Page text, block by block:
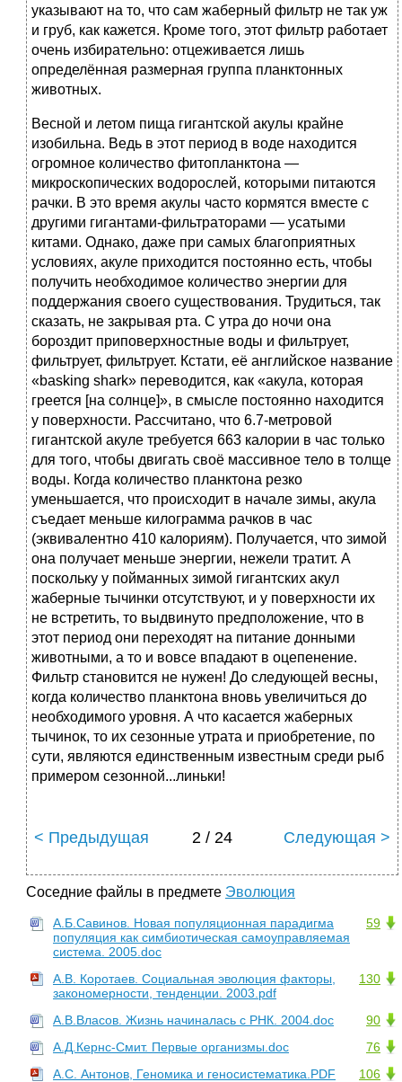
указывают на то, что сам жаберный фильтр не так уж
и груб, как кажется. Кроме того, этот фильтр работает
очень избирательно: отцеживается лишь
определённая размерная группа планктонных
животных.
Весной и летом пища гигантской акулы крайне
изобильна. Ведь в этот период в воде находится
огромное количество фитопланктона —
микроскопических водорослей, которыми питаются
рачки. В это время акулы часто кормятся вместе с
другими гигантами-фильтраторами — усатыми
китами. Однако, даже при самых благоприятных
условиях, акуле приходится постоянно есть, чтобы
получить необходимое количество энергии для
поддержания своего существования. Трудиться, так
сказать, не закрывая рта. С утра до ночи она
бороздит приповерхностные воды и фильтрует,
фильтрует, фильтрует. Кстати, её английское название
«basking shark» переводится, как «акула, которая
греется [на солнце]», в смысле постоянно находится
у поверхности. Рассчитано, что 6.7-метровой
гигантской акуле требуется 663 калории в час только
для того, чтобы двигать своё массивное тело в толще
воды. Когда количество планктона резко
уменьшается, что происходит в начале зимы, акула
съедает меньше килограмма рачков в час
(эквивалентно 410 калориям). Получается, что зимой
она получает меньше энергии, нежели тратит. А
поскольку у пойманных зимой гигантских акул
жаберные тычинки отсутствуют, и у поверхности их
не встретить, то выдвинуто предположение, что в
этот период они переходят на питание донными
животными, а то и вовсе впадают в оцепенение.
Фильтр становится не нужен! До следующей весны,
когда количество планктона вновь увеличиться до
необходимого уровня. А что касается жаберных
тычинок, то их сезонные утрата и приобретение, по
сути, являются единственным известным среди рыб
примером сезонной...линьки!
< Предыдущая 2 / 24 Следующая >
Соседние файлы в предмете Эволюция
59
А.Б.Савинов. Новая популяционная парадигма
популяция как симбиотическая самоуправляемая
система. 2005.doc
130
А.В. Коротаев. Социальная эволюция факторы,
закономерности, тенденции. 2003.pdf
90
А.В.Власов. Жизнь начиналась с РНК. 2004.doc
76
А.Д.Кернс-Смит. Первые организмы.doc
106
А.С. Антонов, Геномика и геносистематика.PDF